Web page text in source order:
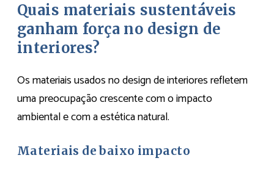
Quais materiais sustentáveis
ganham força no design de
interiores?
Os materiais usados no design de interiores refletem
uma preocupação crescente com o impacto
ambiental e com a estética natural.
Materiais de baixo impacto